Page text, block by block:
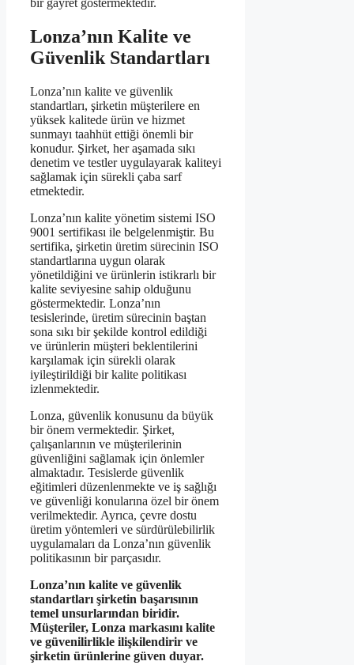
bir gayret göstermektedir.
Lonza’nın Kalite ve
Güvenlik Standartları
Lonza’nın kalite ve güvenlik
standartları, şirketin müşterilere en
yüksek kalitede ürün ve hizmet
sunmayı taahhüt ettiği önemli bir
konudur. Şirket, her aşamada sıkı
denetim ve testler uygulayarak kaliteyi
sağlamak için sürekli çaba sarf
etmektedir.
Lonza’nın kalite yönetim sistemi ISO
9001 sertifikası ile belgelenmiştir. Bu
sertifika, şirketin üretim sürecinin ISO
standartlarına uygun olarak
yönetildiğini ve ürünlerin istikrarlı bir
kalite seviyesine sahip olduğunu
göstermektedir. Lonza’nın
tesislerinde, üretim sürecinin baştan
sona sıkı bir şekilde kontrol edildiği
ve ürünlerin müşteri beklentilerini
karşılamak için sürekli olarak
iyileştirildiği bir kalite politikası
izlenmektedir.
Lonza, güvenlik konusunu da büyük
bir önem vermektedir. Şirket,
çalışanlarının ve müşterilerinin
güvenliğini sağlamak için önlemler
almaktadır. Tesislerde güvenlik
eğitimleri düzenlenmekte ve iş sağlığı
ve güvenliği konularına özel bir önem
verilmektedir. Ayrıca, çevre dostu
üretim yöntemleri ve sürdürülebilirlik
uygulamaları da Lonza’nın güvenlik
politikasının bir parçasıdır.
Lonza’nın kalite ve güvenlik
standartları şirketin başarısının
temel unsurlarından biridir.
Müşteriler, Lonza markasını kalite
ve güvenilirlikle ilişkilendirir ve
şirketin ürünlerine güven duyar.